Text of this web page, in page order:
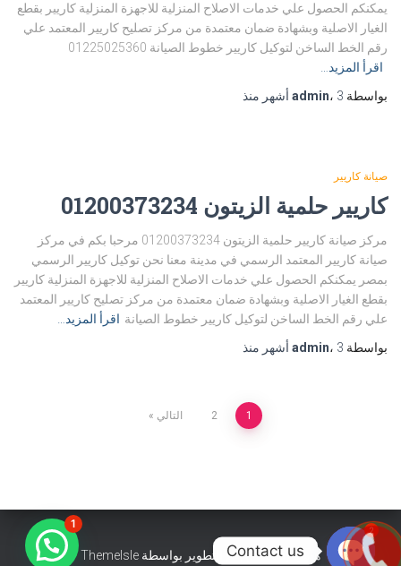
يمكنكم الحصول علي خدمات الاصلاح المنزلية للاجهزة المنزلية كاريير بقطع
الغيار الاصلية وبشهادة ضمان معتمدة من مركز تصليح كاريير المعتمد علي
رقم الخط الساخن لتوكيل كاريير خطوط الصيانة 01225025360
اقرأ المزيد…
بواسطة
admin، 3 أشهر منذ
صيانة كاريير
كاريير حلمية الزيتون 01200373234
مركز صيانة كاريير حلمية الزيتون 01200373234 مرحبا بكم في مركز
صيانة كاريير المعتمد الرسمي في مدينة معنا نحن توكيل كاريير الرسمي
بمصر يمكنكم الحصول علي خدمات الاصلاح المنزلية للاجهزة المنزلية كاريير
بقطع الغيار الاصلية وبشهادة ضمان معتمدة من مركز تصليح كاريير المعتمد
علي رقم الخط الساخن لتوكيل كاريير خطوط الصيانة اقرأ المزيد…
بواسطة
admin، 3 أشهر منذ
المقالات
1
2 التالي
هستيا (Hestia) | تّم التطوير بواسطة ThemeIsle
1
Contact us
2